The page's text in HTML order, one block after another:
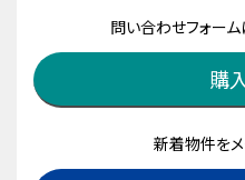
問い合わせフォー
購
新着物件を